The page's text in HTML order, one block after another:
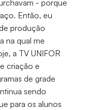
- porque
Então, eu
produção
na qual me
a TV UNIFOR
criação e
de grade
sendo
para os alunos